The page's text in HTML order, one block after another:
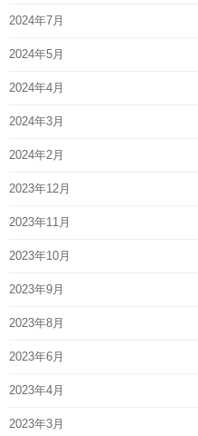
2024年7月
2024年5月
2024年4月
2024年3月
2024年2月
2023年12月
2023年11月
2023年10月
2023年9月
2023年8月
2023年6月
2023年4月
2023年3月